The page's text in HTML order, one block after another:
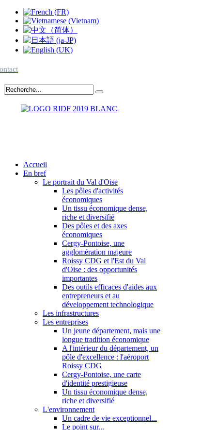
Accueil
En bref
Le portrait du Val d'Oise
Les pôles d'activités
économiques
Un tissu économique dense,
riche et diversifié
Des pôles et des axes
économiques
Cergy-Pontoise, une
agglomération majeure
Roissy CDG et l'Est du Val
d'Oise : des opportunités
importantes
Des outils efficaces d'aides aux
entrepreneurs et au
développement technologique
Les infrastructures
Les entreprises
Un jeune département, mais une
longue tradition économique
A l'intérieur du département, un
pôle d'excellence : l'aéroport
Roissy CDG
Cergy-Pontoise, une carte
d'identité prestigieuse
Un tissu économique dense,
riche et diversifié
L'environnement
Un cadre de vie exceptionnel...
Le point sur...